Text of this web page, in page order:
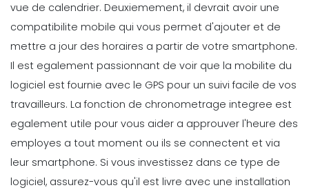
vue de calendrier. Deuxiemement, il devrait avoir une
compatibilite mobile qui vous permet d'ajouter et de
mettre a jour des horaires a partir de votre smartphone.
Il est egalement passionnant de voir que la mobilite du
logiciel est fournie avec le GPS pour un suivi facile de vos
travailleurs. La fonction de chronometrage integree est
egalement utile pour vous aider a approuver l'heure des
employes a tout moment ou ils se connectent et via
leur smartphone. Si vous investissez dans ce type de
logiciel, assurez-vous qu'il est livre avec une installation